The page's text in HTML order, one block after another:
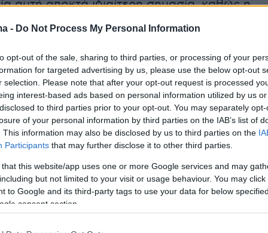
- Do Not Process My Personal Information
opt-out of the sale, sharing to third parties, or processing of your
for targeted advertising by us, please use the below opt-out
selection. Please note that after your opt-out request is processed
interest-based ads based on personal information utilized by us
to third parties prior to your opt-out. You may separately
of your personal information by third parties on the IAB’s list of
This information may also be disclosed by us to third parties on the
Participants that may further disclose it to other third parties.
that this website/app uses one or more Google services and may
but not limited to your visit or usage behaviour. You may
to Google and its third-party tags to use your data for below
consent section.
αυτή αποκτά ιδιαίτερη σημασία, καθώς η
τους 26ους Ολυμπιακούς Αγώνες
το 2029, επιβεβαιώνοντας τη
επιλογή της χώρας να επενδύει στον
αποκλεισμούς.
Athens 2026είναι μια διοργάνωση που
Η παρουσία της Ελληνικής Ομοσπονδίας
και συνδέεται με τη μεγάλη
Deaflympics 2029, που φέρνουν την Αθήνα
του συμπεριληπτικού αθλητισμού» δήλωσε